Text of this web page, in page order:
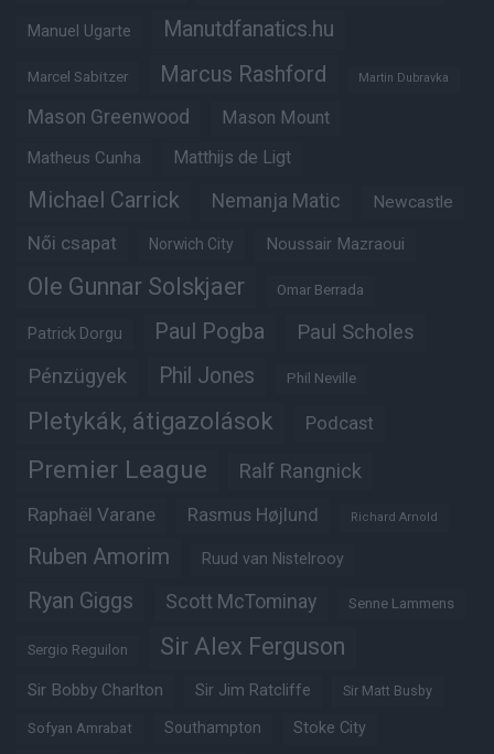
Manuel Ugarte Manutdfanatics.hu
Marcel Sabitzer Marcus Rashford Martin Dubravka
Mason Greenwood Mason Mount
Matheus Cunha Matthijs de Ligt
Michael Carrick Nemanja Matic Newcastle
Női csapat Norwich City Noussair Mazraoui
Ole Gunnar Solskjaer Omar Berrada
Patrick Dorgu Paul Pogba Paul Scholes
Pénzügyek Phil Jones Phil Neville
Pletykák, átigazolások Podcast
Premier League Ralf Rangnick
Raphaël Varane Rasmus Højlund Richard Arnold
Ruben Amorim Ruud van Nistelrooy
Ryan Giggs Scott McTominay Senne Lammens
Sergio Reguilon Sir Alex Ferguson
Sir Bobby Charlton Sir Jim Ratcliffe Sir Matt Busby
Sofyan Amrabat Southampton Stoke City